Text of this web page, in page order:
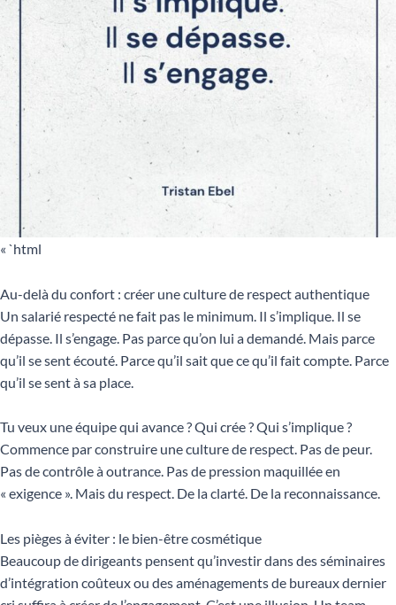
« `html
Au-delà du confort : créer une culture de respect authentique
Un salarié respecté ne fait pas le minimum. Il s’implique. Il se
dépasse. Il s’engage. Pas parce qu’on lui a demandé. Mais parce
qu’il se sent écouté. Parce qu’il sait que ce qu’il fait compte. Parce
qu’il se sent à sa place.
Tu veux une équipe qui avance ? Qui crée ? Qui s’implique ?
Commence par construire une culture de respect. Pas de peur.
Pas de contrôle à outrance. Pas de pression maquillée en
« exigence ». Mais du respect. De la clarté. De la reconnaissance.
Les pièges à éviter : le bien-être cosmétique
Beaucoup de dirigeants pensent qu’investir dans des séminaires
d’intégration coûteux ou des aménagements de bureaux dernier